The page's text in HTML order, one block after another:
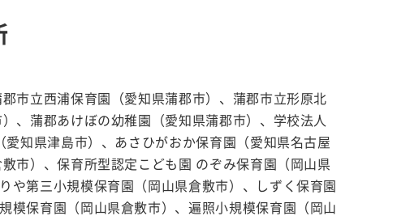
市立西浦保育園（愛知県蒲郡市）、蒲郡市立形原北
、蒲郡あけぼの幼稚園（愛知県蒲郡市）、学校法人
知県津島市）、あさひがおか保育園（愛知県名古屋
市）、保育所型認定こども園 のぞみ保育園（岡山県
や第三小規模保育園（岡山県倉敷市）、しずく保育園
模保育園（岡山県倉敷市）、遍照小規模保育園（岡山